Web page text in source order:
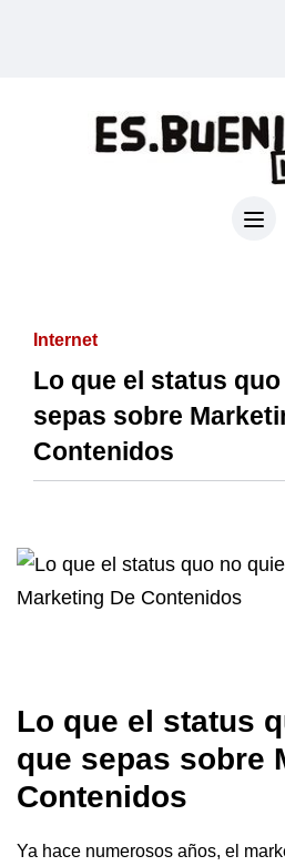
Internet
Lo que el status
sepas sobre
Contenidos
Lo que el status
que sepas sobre
Contenidos
Ya hace numerosos años, el